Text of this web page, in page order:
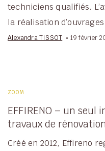
techniciens qualifiés.
la réalisation
Alexandra TISSOT 19 février
ZOOM
EFFIRENO – un
travaux de
Créé en 2012, Effireno